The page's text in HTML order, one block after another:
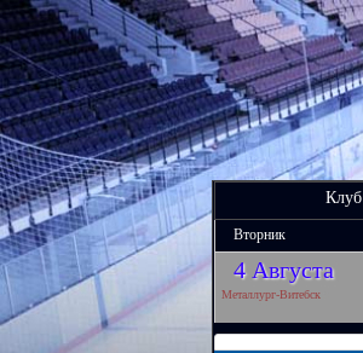
Клуб
Вторник
4 Августа
Металлург-Витебск